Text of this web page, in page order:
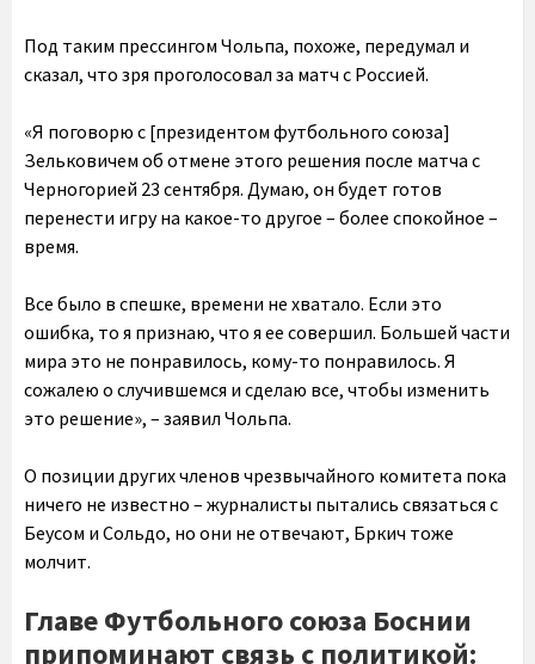
Под таким прессингом Чольпа, похоже, передумал и
сказал, что зря проголосовал за матч с Россией.
«Я поговорю с [президентом футбольного союза]
Зельковичем об отмене этого решения после матча с
Черногорией 23 сентября. Думаю, он будет готов
перенести игру на какое-то другое – более спокойное –
время.
Все было в спешке, времени не хватало. Если это
ошибка, то я признаю, что я ее совершил. Большей части
мира это не понравилось, кому-то понравилось. Я
сожалею о случившемся и сделаю все, чтобы изменить
это решение», – заявил Чольпа.
О позиции других членов чрезвычайного комитета пока
ничего не известно – журналисты пытались связаться с
Беусом и Сольдо, но они не отвечают, Бркич тоже
молчит.
Главе Футбольного союза Боснии
припоминают связь с политикой: